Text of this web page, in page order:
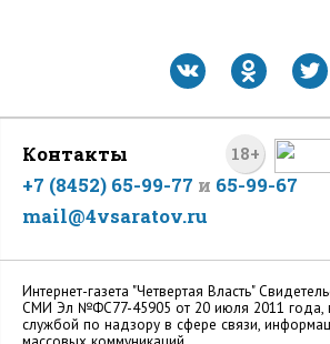
18+
Контакты
+7 (8452) 65-99-77 и 65-99-67
mail@4vsaratov.ru
Интернет-газета "Четвертая Власть"
СМИ Эл №ФС77-45905 от 20 июля 2011 года,
службой по надзору в сфере связи,